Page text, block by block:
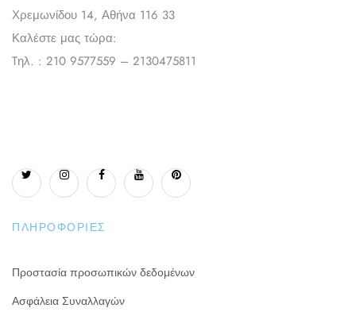
Χρεμωνίδου 14, Αθήνα 116 33
Καλέστε μας τώρα:
Tηλ. : 210 9577559 – 2130475811
ΠΛΗΡΟΦΟΡΊΕΣ
Προστασία προσωπικών δεδομένων
Ασφάλεια Συναλλαγών